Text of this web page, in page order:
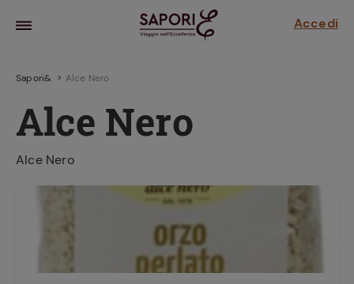
Accedi
sensi di
Sapori& Alce Nero
Alce Nero
Alce Nero